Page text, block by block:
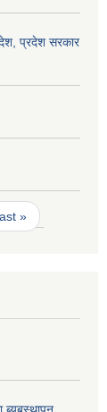
प्रदेश सरकार
»